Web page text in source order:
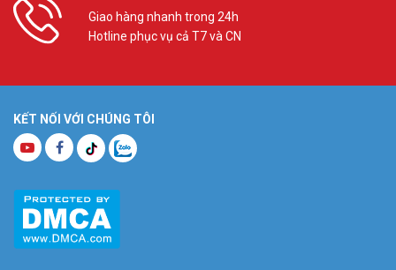
Giao hàng nhanh trong 24h
Hotline phục vụ cả T7 và CN
KẾT NỐI VỚI CHÚNG TÔI